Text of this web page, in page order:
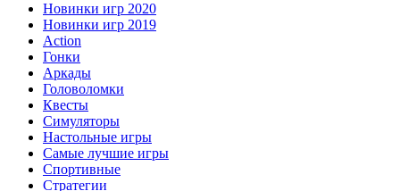
Новинки игр 2020
Новинки игр 2019
Action
Гонки
Аркады
Головоломки
Квесты
Симуляторы
Настольные игры
Самые лучшие игры
Спортивные
Стратегии